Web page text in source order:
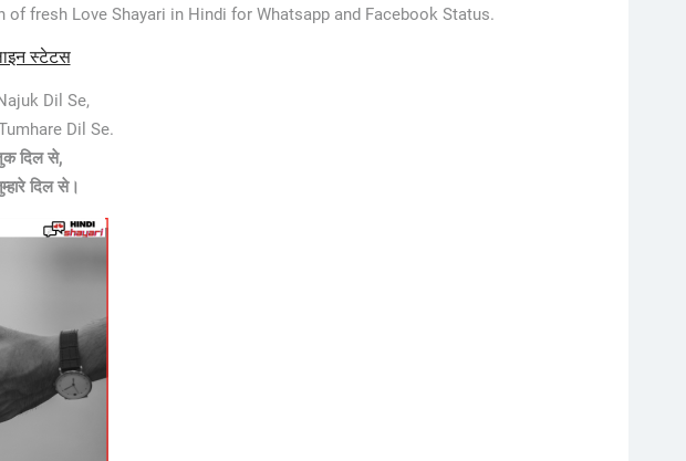
fresh Love Shayari in Hindi for Whatsapp and Facebook Status.
स्टेटस
Dil Se,
Dil Se.
दिल से,
दिल से।